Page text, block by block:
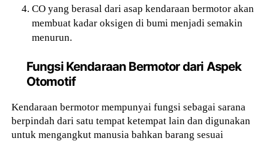
CO yang berasal dari asap kendaraan bermotor akan
membuat kadar oksigen di bumi menjadi semakin
menurun.
Fungsi Kendaraan Bermotor dari Aspek
Otomotif
Kendaraan bermotor mempunyai fungsi sebagai sarana
berpindah dari satu tempat ketempat lain dan digunakan
untuk mengangkut manusia bahkan barang sesuai